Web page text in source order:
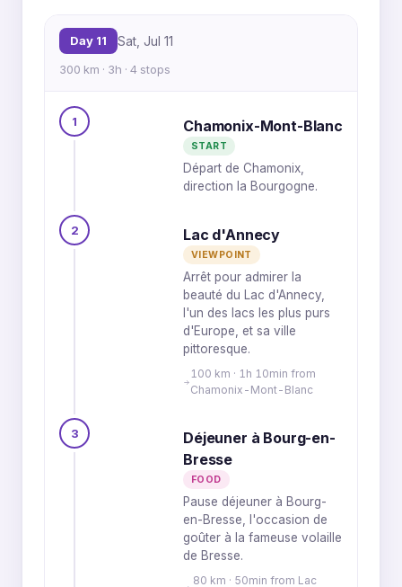
Day 11 Sat, Jul 11
300 km · 3h · 4 stops
1 Chamonix-Mont-Blanc
START
Départ de Chamonix,
direction la Bourgogne.
2 Lac d'Annecy
VIEWPOINT
Arrêt pour admirer la
beauté du Lac d'Annecy,
l'un des lacs les plus purs
d'Europe, et sa ville
pittoresque.
100 km · 1h 10min from
Chamonix-Mont-Blanc
3
Déjeuner à Bourg-en-
Bresse
FOOD
Pause déjeuner à Bourg-
en-Bresse, l'occasion de
goûter à la fameuse volaille
de Bresse.
80 km · 50min from Lac